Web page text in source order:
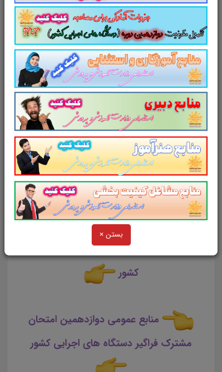
بستن ×
12صفحه pdf)
مطابق با دوازدهمین امتحان مشترک
فراگیر دستگاه های اجرایی کشور
سایت علمی، آموزشی و فرهنگی پرتو یادگیری
مجموعه منابع آمادگی برای آزمونهای استخدامی
سال ۱۴۰۳ را برای داوطلبین این آزمون به شرح
ذیل اعلام می دارد.
لینک دانلود
تست منابع عمومی دوازدهمین
امتحان مشترک فراگیر دستگاه های اجرایی
کشور
منابع عمومی دوازدهمین امتحان
مشترک فراگیر دستگاه های اجرایی کشور